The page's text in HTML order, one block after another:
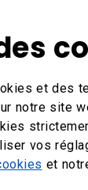
et des
notre site
vos
et
une
appareils
de
de toute
de